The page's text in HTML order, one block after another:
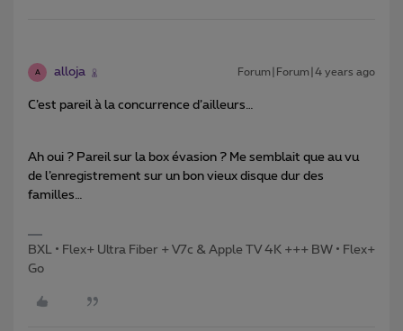
A alloja Forum|Forum|4 years ago
C’est pareil à la concurrence d’ailleurs…
Ah oui ? Pareil sur la box évasion ? Me semblait que au vu
de l’enregistrement sur un bon vieux disque dur des
familles…
BXL • Flex+ Ultra Fiber + V7c & Apple TV 4K +++ BW • Flex+
Go